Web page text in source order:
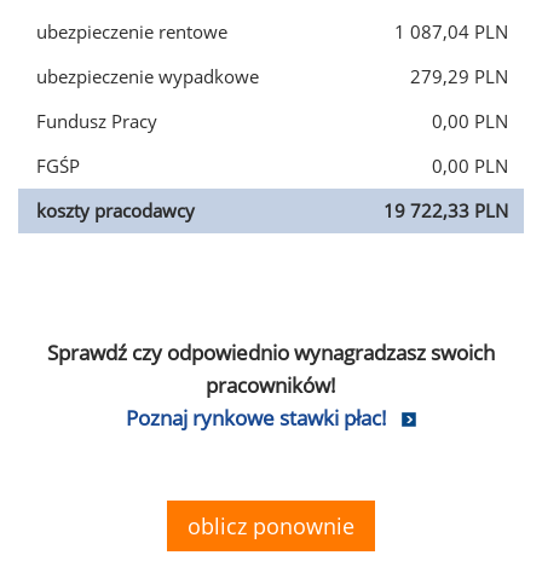
ubezpieczenie rentowe
1 087,04 PLN
ubezpieczenie wypadkowe
279,29 PLN
Fundusz Pracy
0,00 PLN
FGŚP
0,00 PLN
koszty pracodawcy
19 722,33 PLN
Sprawdź czy odpowiednio wynagradzasz swoich
pracowników!
Poznaj rynkowe stawki płac!
oblicz ponownie